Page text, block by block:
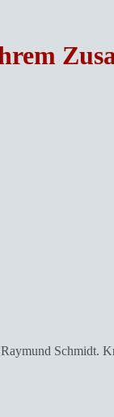
Schmidt.